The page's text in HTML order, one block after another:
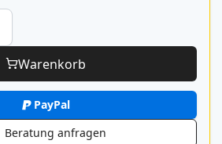
Warenkorb
PayPal
Beratung anfragen